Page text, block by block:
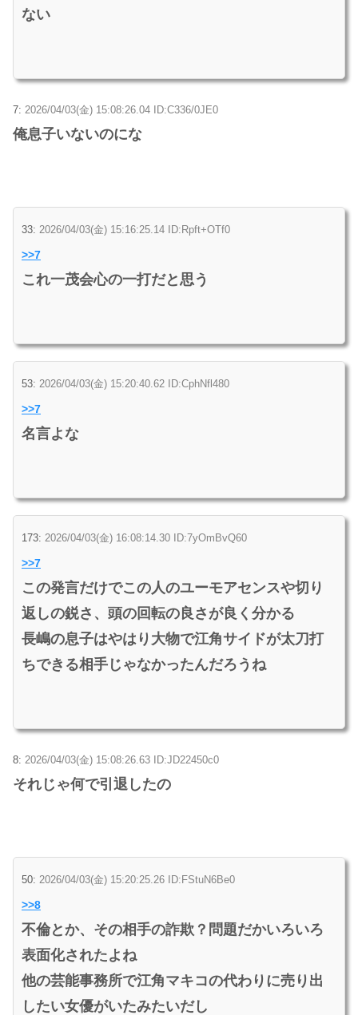
ない
7: 2026/04/03(金) 15:08:26.04 ID:C336/0JE0
俺息子いないのにな
33: 2026/04/03(金) 15:16:25.14 ID:Rpft+OTf0
>>7
これ一茂会心の一打だと思う
53: 2026/04/03(金) 15:20:40.62 ID:CphNfl480
>>7
名言よな
173: 2026/04/03(金) 16:08:14.30 ID:7yOmBvQ60
>>7
この発言だけでこの人のユーモアセンスや切り
返しの鋭さ、頭の回転の良さが良く分かる
長嶋の息子はやはり大物で江角サイドが太刀打
ちできる相手じゃなかったんだろうね
8: 2026/04/03(金) 15:08:26.63 ID:JD22450c0
それじゃ何で引退したの
50: 2026/04/03(金) 15:20:25.26 ID:FStuN6Be0
>>8
不倫とか、その相手の詐欺？問題だかいろいろ
表面化されたよね
他の芸能事務所で江角マキコの代わりに売り出
したい女優がいたみたいだし